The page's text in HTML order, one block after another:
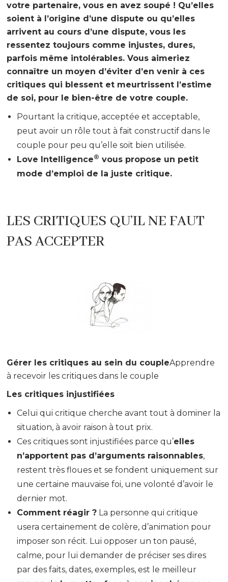
votre partenaire, vous en avez soupé ! Qu’elles
soient à l’origine d’une dispute ou qu’elles
arrivent au cours d’une dispute, vous les
ressentez toujours comme injustes, dures,
parfois même intolérables. Vous aimeriez
connaître un moyen d’éviter d’en venir à ces
critiques qui blessent et meurtrissent l’estime
de soi, pour le bien-être de votre couple.
Pourtant la critique, acceptée et acceptable,
peut avoir un rôle tout à fait constructif dans le
couple pour peu qu’elle soit bien utilisée.
Love Intelligence® vous propose un petit
mode d’emploi de la juste critique.
LES CRITIQUES QU’IL NE FAUT
PAS ACCEPTER
Gérer les critiques au sein du coupleApprendre
à recevoir les critiques dans le couple
Les critiques injustifiées
Celui qui critique cherche avant tout à dominer la
situation, à avoir raison à tout prix.
Ces critiques sont injustifiées parce qu’elles
n’apportent pas d’arguments raisonnables,
restent très floues et se fondent uniquement sur
une certaine mauvaise foi, une volonté d’avoir le
dernier mot.
Comment réagir ? La personne qui critique
usera certainement de colère, d’animation pour
imposer son récit. Lui opposer un ton pausé,
calme, pour lui demander de préciser ses dires
par des faits, dates, exemples, est le meilleur